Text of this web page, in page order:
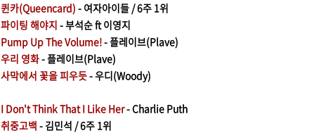
퀸카(Queencard) - 여자아이들 / 6주 1위
파이팅 해야지 - 부석순 ft 이영지
Pump Up The Volume!- 플레이브(Plave)
우리 영화-플레이브(Plave)
사막에서 꽃을 피우듯- 우디(Woody)
I Don't Think That I Like Her- Charlie Puth
취중고백 - 김민석 / 6주 1위